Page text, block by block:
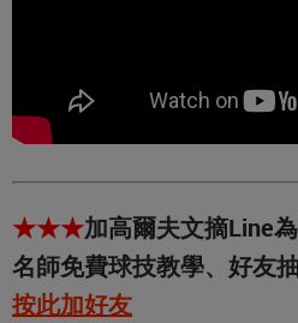
★★★加高爾夫文摘Line
名師免費球技教學、好友
按此加好友